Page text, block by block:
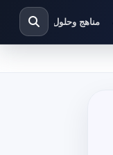
مناهج وحلول دراسية